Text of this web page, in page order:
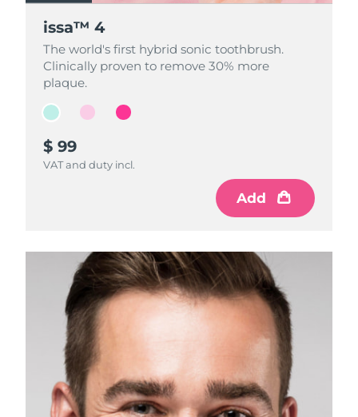
issa™ 4
The world's first hybrid sonic toothbrush.
Clinically proven to remove 30% more
plaque.
$ 99
VAT and duty incl.
Add
issa™ 4
The world's first hybrid sonic toothbrush.
Clinically proven to remove 30% more
plaque.
$ 99
VAT and duty incl.
Add
issa™ 4
The world's first hybrid sonic toothbrush.
Clinically proven to remove 30% more
plaque.
$ 99
VAT and duty incl.
Add